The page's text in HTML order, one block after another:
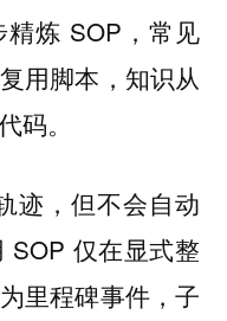
炼 SOP，常见
用脚本，知识从
码。
迹，但不会自动
SOP 仅在显式整
里程碑事件，子